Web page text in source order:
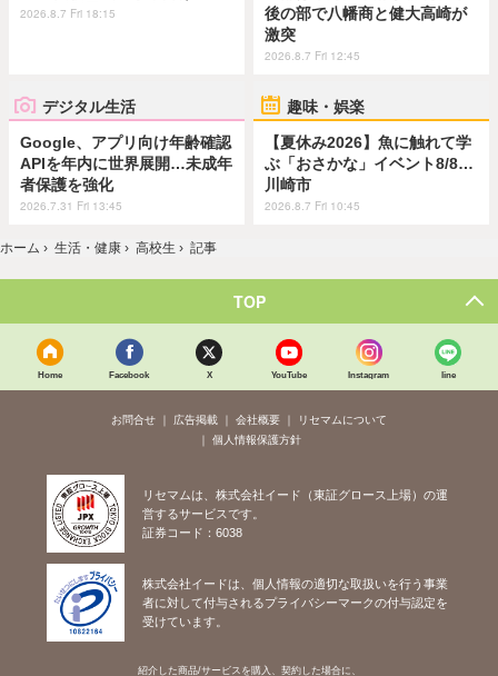
2026.8.7 Fri 18:15
後の部で八幡商と健大高崎が
激突
2026.8.7 Fri 12:45
デジタル生活
Google、アプリ向け年齢確認
APIを年内に世界展開…未成年
者保護を強化
2026.7.31 Fri 13:45
趣味・娯楽
【夏休み2026】魚に触れて学
ぶ「おさかな」イベント8/8…
川崎市
2026.8.7 Fri 10:45
ホーム › 生活・健康 › 高校生 › 記事
TOP
Home Facebook X YouTube Instagram line
お問合せ 広告掲載 会社概要
リセマムについて
個人情報保護方針
リセマムは、株式会社イード（東証グロース上場）の運
営するサービスです。
証券コード：6038
株式会社イードは、個人情報の適切な取扱いを行う事業
者に対して付与されるプライバシーマークの付与認定を
受けています。
紹介した商品/サービスを購入、契約した場合に、